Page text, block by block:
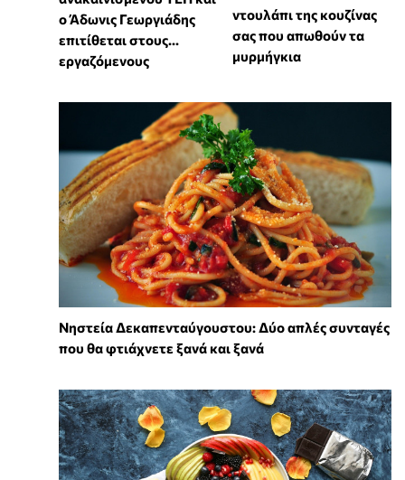
ο Άδωνις Γεωργιάδης
επιτίθεται στους...
εργαζόμενους
ντουλάπι της κουζίνας
σας που απωθούν τα
μυρμήγκια
Νηστεία Δεκαπενταύγουστου: Δύο απλές συνταγές
που θα φτιάχνετε ξανά και ξανά